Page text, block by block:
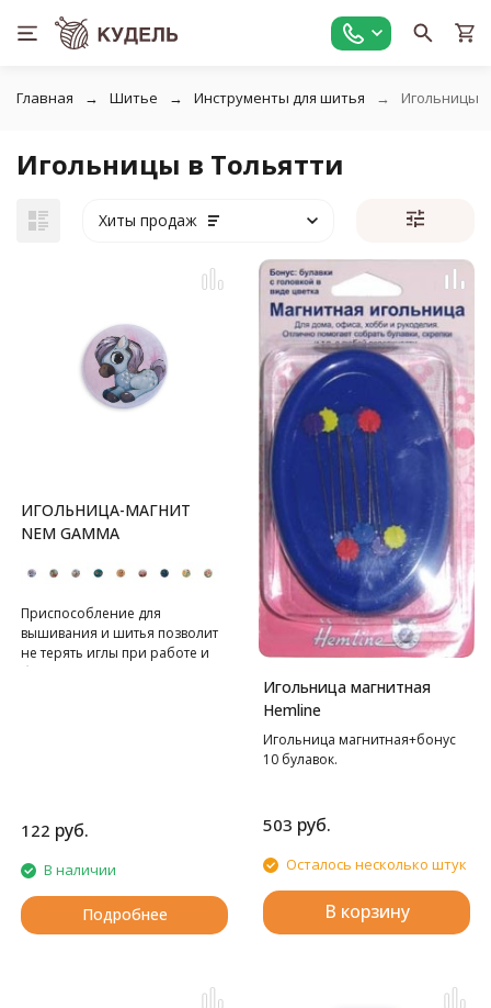
Главная Шитье Инструменты для шитья Игольницы
Игольницы в Тольятти
Хиты продаж
ИГОЛЬНИЦА-МАГНИТ
NEM GAMMA
Приспособление для
вышивания и шитья позволит
не терять иглы при работе и
безопасно хранить их.
122 руб.
В наличии
Подробнее
Игольница магнитная
Hemline
Игольница магнитная+бонус
10 булавок.
503 руб.
Осталось несколько штук
В корзину